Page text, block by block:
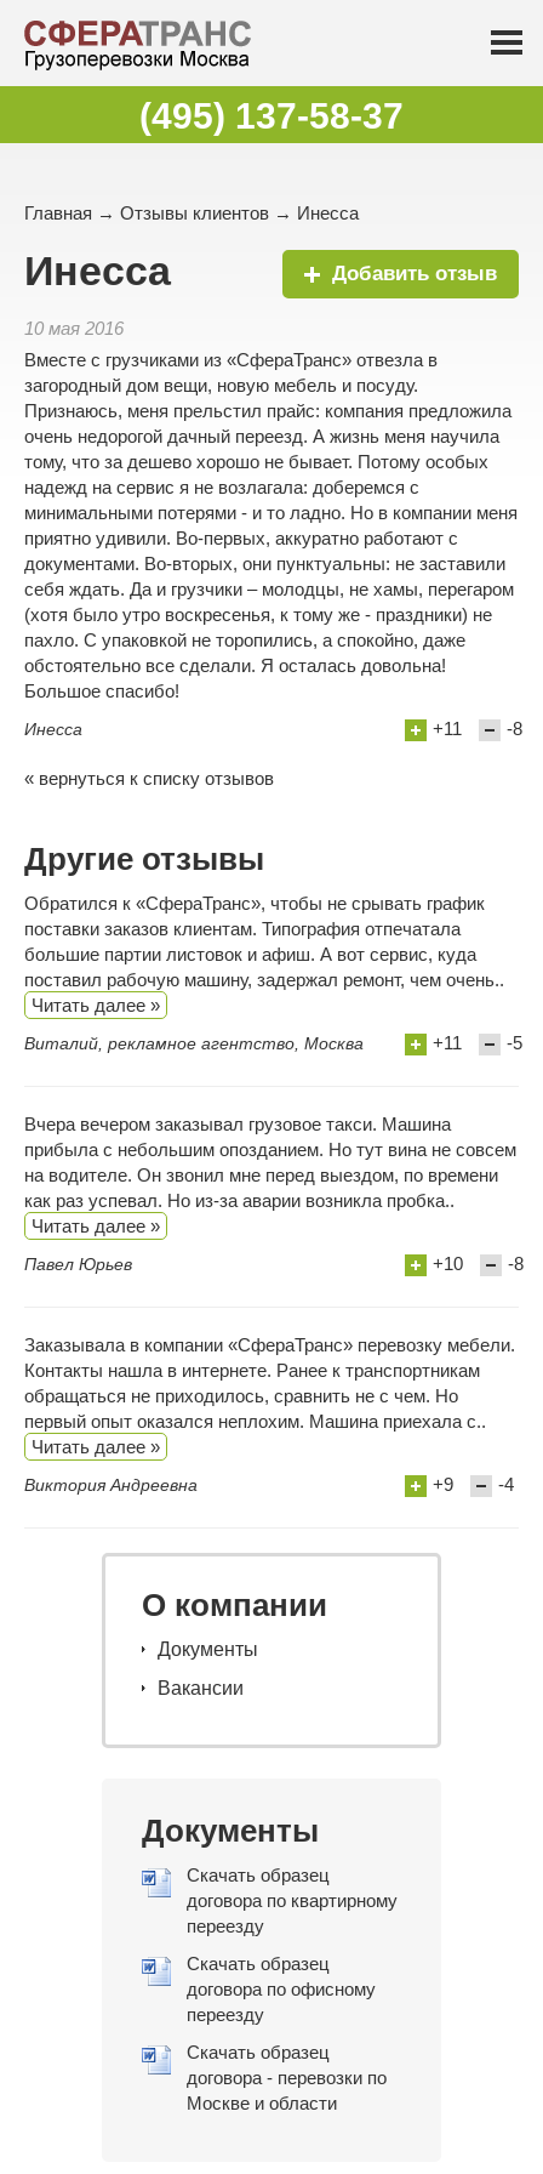
(495) 137-58-37
Главная → Отзывы клиентов → Инесса
Инесса Добавить отзыв
10 мая 2016
Вместе с грузчиками из «СфераТранс» отвезла в
загородный дом вещи, новую мебель и посуду.
Признаюсь, меня прельстил прайс: компания предложила
очень недорогой дачный переезд. А жизнь меня научила
тому, что за дешево хорошо не бывает. Потому особых
надежд на сервис я не возлагала: доберемся с
минимальными потерями - и то ладно. Но в компании меня
приятно удивили. Во-первых, аккуратно работают с
документами. Во-вторых, они пунктуальны: не заставили
себя ждать. Да и грузчики – молодцы, не хамы, перегаром
(хотя было утро воскресенья, к тому же - праздники) не
пахло. С упаковкой не торопились, а спокойно, даже
обстоятельно все сделали. Я осталась довольна!
Большое спасибо!
Инесса +11 -8
« вернуться к списку отзывов
Другие отзывы
Обратился к «СфераТранс», чтобы не срывать график
поставки заказов клиентам. Типография отпечатала
большие партии листовок и афиш. А вот сервис, куда
поставил рабочую машину, задержал ремонт, чем очень..
Читать далее »
Виталий, рекламное агентство, Москва +11 -5
Вчера вечером заказывал грузовое такси. Машина
прибыла с небольшим опозданием. Но тут вина не совсем
на водителе. Он звонил мне перед выездом, по времени
как раз успевал. Но из-за аварии возникла пробка..
Читать далее »
Павел Юрьев +10 -8
Заказывала в компании «СфераТранс» перевозку мебели.
Контакты нашла в интернете. Ранее к транспортникам
обращаться не приходилось, сравнить не с чем. Но
первый опыт оказался неплохим. Машина приехала с..
Читать далее »
Виктория Андреевна +9 -4
О компании
Документы
Вакансии
Документы
Скачать образец
договора по квартирному
переезду
Скачать образец
договора по офисному
переезду
Скачать образец
договора - перевозки по
Москве и области